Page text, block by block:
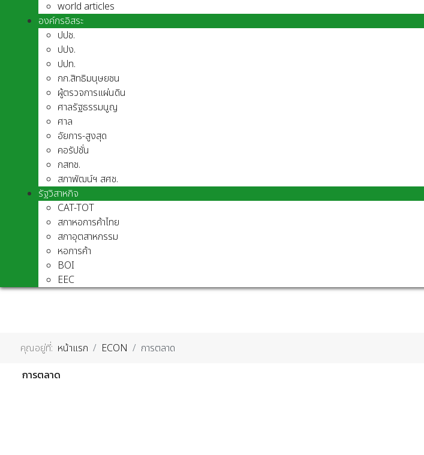
world articles
องค์กรอิสระ
ปปช.
ปปง.
ปปท.
กก.สิทธิมนุษยชน
ผู้ตรวจการแผ่นดิน
ศาลรัฐธรรมนูญ
ศาล
อัยการ-สูงสุด
คอรัปชั่น
กสทช.
สภาพัฒน์ฯ สศช.
รัฐวิสาหกิจ
CAT-TOT
สภาหอการค้าไทย
สภาอุตสาหกรรม
หอการค้า
BOI
EEC
คุณอยู่ที่: หน้าแรก ECON
การตลาด
การตลาด